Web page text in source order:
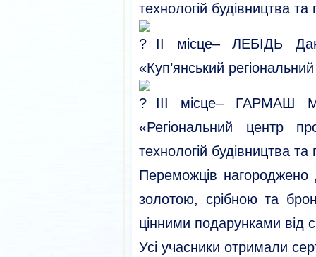
технологій будівництва
II місце– ЛЕБІДЬ
«Куп’янський
III місце– ГАРМАШ
«Регіональний центр
технологій будівництва
Переможців
золотою, срібною та
цінними подарунками від
Усі учасники отримали